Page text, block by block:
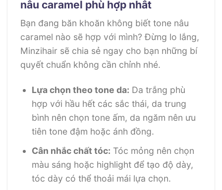
nâu caramel phù hợp nhất
Bạn đang băn khoăn không biết tone nâu
caramel nào sẽ hợp với mình? Đừng lo lắng,
Minzihair sẽ chia sẻ ngay cho bạn những bí
quyết chuẩn không cần chỉnh nhé.
Lựa chọn theo tone da: Da trắng phù
hợp với hầu hết các sắc thái, da trung
bình nên chọn tone ấm, da ngăm nên ưu
tiên tone đậm hoặc ánh đồng.
Cân nhắc chất tóc: Tóc mỏng nên chọn
màu sáng hoặc highlight để tạo độ dày,
tóc dày có thể thoải mái lựa chọn.